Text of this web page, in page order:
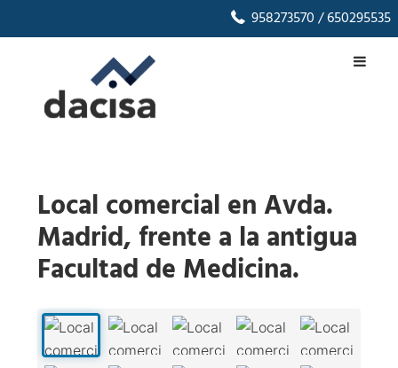
958273570/ 650295535
Local comercial en Avda.
Madrid, frente a la antigua
Facultad de Medicina.